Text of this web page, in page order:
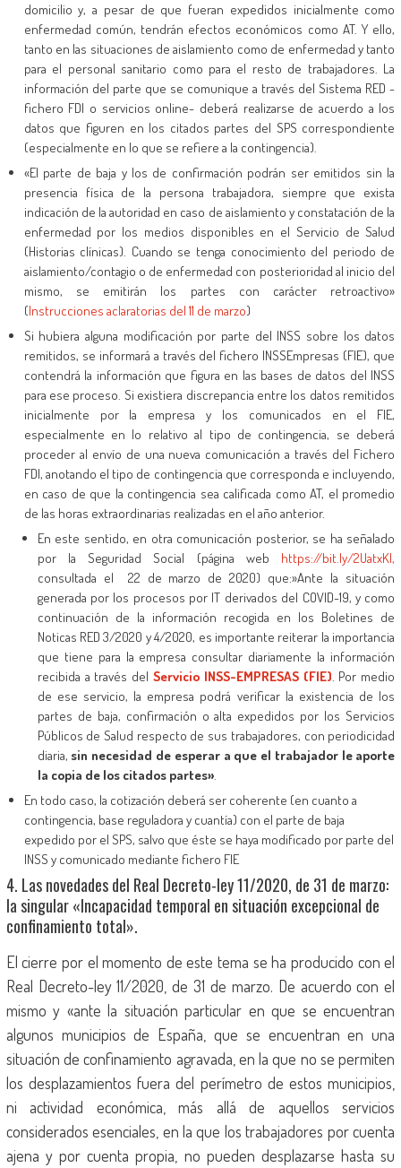
domicilio y, a pesar de que fueran expedidos inicialmente como
enfermedad común, tendrán efectos económicos como AT. Y ello,
tanto en las situaciones de aislamiento como de enfermedad y tanto
para el personal sanitario como para el resto de trabajadores. La
información del parte que se comunique a través del Sistema RED -
fichero FDI o servicios online- deberá realizarse de acuerdo a los
datos que figuren en los citados partes del SPS correspondiente
(especialmente en lo que se refiere a la contingencia).
«El parte de baja y los de confirmación podrán ser emitidos sin la
presencia física de la persona trabajadora, siempre que exista
indicación de la autoridad en caso de aislamiento y constatación de la
enfermedad por los medios disponibles en el Servicio de Salud
(Historias clínicas). Cuando se tenga conocimiento del periodo de
aislamiento/contagio o de enfermedad con posterioridad al inicio del
mismo, se emitirán los partes con carácter retroactivo»
(Instrucciones aclaratorias del 11 de marzo)
Si hubiera alguna modificación por parte del INSS sobre los datos
remitidos, se informará a través del fichero INSSEmpresas (FIE), que
contendrá la información que figura en las bases de datos del INSS
para ese proceso. Si existiera discrepancia entre los datos remitidos
inicialmente por la empresa y los comunicados en el FIE,
especialmente en lo relativo al tipo de contingencia, se deberá
proceder al envío de una nueva comunicación a través del Fichero
FDI, anotando el tipo de contingencia que corresponda e incluyendo,
en caso de que la contingencia sea calificada como AT, el promedio
de las horas extraordinarias realizadas en el año anterior.
En este sentido, en otra comunicación posterior, se ha señalado
por la Seguridad Social (página web https://bit.ly/2UatxKI,
consultada el 22 de marzo de 2020) que:»Ante la situación
generada por los procesos por IT derivados del COVID-19, y como
continuación de la información recogida en los Boletines de
Noticas RED 3/2020 y 4/2020, es importante reiterar la importancia
que tiene para la empresa consultar diariamente la información
recibida a través del Servicio INSS-EMPRESAS (FIE). Por medio
de ese servicio, la empresa podrá verificar la existencia de los
partes de baja, confirmación o alta expedidos por los Servicios
Públicos de Salud respecto de sus trabajadores, con periodicidad
diaria, sin necesidad de esperar a que el trabajador le aporte
la copia de los citados partes».
En todo caso, la cotización deberá ser coherente (en cuanto a
contingencia, base reguladora y cuantía) con el parte de baja
expedido por el SPS, salvo que éste se haya modificado por parte del
INSS y comunicado mediante fichero FIE
4. Las novedades del Real Decreto-ley 11/2020, de 31 de marzo:
la singular «Incapacidad temporal en situación excepcional de
confinamiento total».
El cierre por el momento de este tema se ha producido con el
Real Decreto-ley 11/2020, de 31 de marzo. De acuerdo con el
mismo y «ante la situación particular en que se encuentran
algunos municipios de España, que se encuentran en una
situación de confinamiento agravada, en la que no se permiten
los desplazamientos fuera del perímetro de estos municipios,
ni actividad económica, más allá de aquellos servicios
considerados esenciales, en la que los trabajadores por cuenta
ajena y por cuenta propia, no pueden desplazarse hasta su